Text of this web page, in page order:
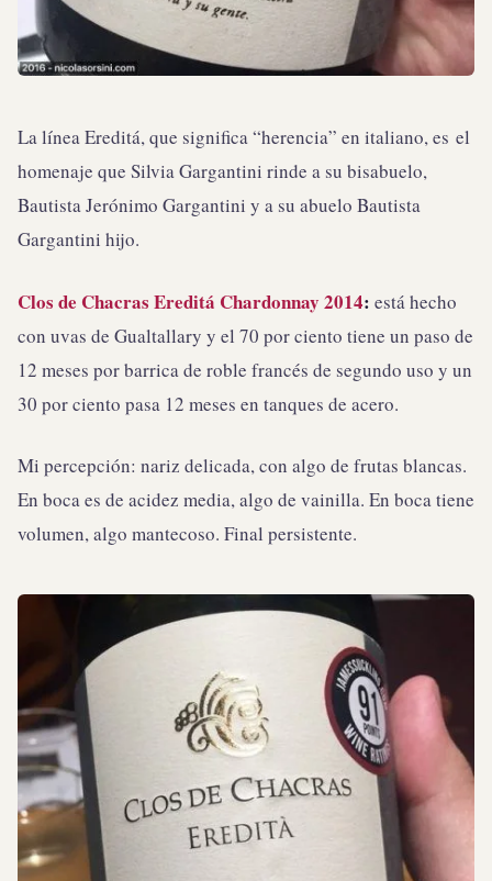
La línea Ereditá, que significa “herencia” en italiano, es el
homenaje que Silvia Gargantini rinde a su bisabuelo,
Bautista Jerónimo Gargantini y a su abuelo Bautista
Gargantini hijo.
Clos de Chacras Ereditá Chardonnay 2014: está hecho
con uvas de Gualtallary y el 70 por ciento tiene un paso de
12 meses por barrica de roble francés de segundo uso y un
30 por ciento pasa 12 meses en tanques de acero.
Mi percepción: nariz delicada, con algo de frutas blancas.
En boca es de acidez media, algo de vainilla. En boca tiene
volumen, algo mantecoso. Final persistente.